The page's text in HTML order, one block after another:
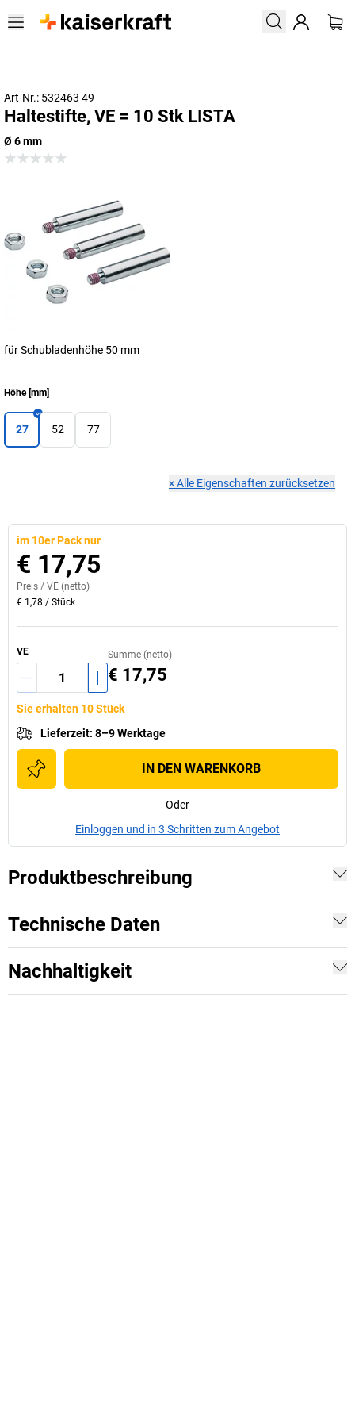
Art-Nr.: 532463 49
Haltestifte, VE = 10 Stk LISTA
Ø 6 mm
für Schubladenhöhe 50 mm
Höhe[mm]
27 52 77
×Alle Eigenschaften zurücksetzen
im 10er Pack nur
€ 17,75
Preis / VE (netto)
€ 1,78 / Stück
VE Summe (netto)
€ 17,75
Sie erhalten 10 Stück
Lieferzeit: 8–9 Werktage
IN DEN WARENKORB
Oder
Einloggen und in 3 Schritten zum Angebot
Produktbeschreibung
Technische Daten
Nachhaltigkeit